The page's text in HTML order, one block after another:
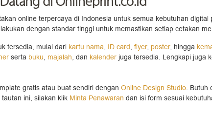
online terpercaya di Indonesia untuk semua kebutuhan
dengan standar tinggi untuk memastikan setiap cetakan
tersedia, mulai dari kartu nama, ID card, flyer, poster, hingga
serta buku, majalah, dan kalender juga tersedia. Lengkapi juga
gratis atau buat sendiri dengan Online Design Studio. Butuh
ini, silakan klik Minta Penawaran dan isi form sesuai